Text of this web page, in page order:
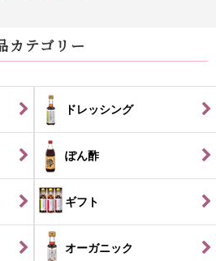
カテゴリー
ドレッシング
ぽん酢
ギフト
オーガニック